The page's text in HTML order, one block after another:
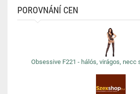
POROVNÁNÍ CEN
Obsessive F221 - hálós, virágos, necc